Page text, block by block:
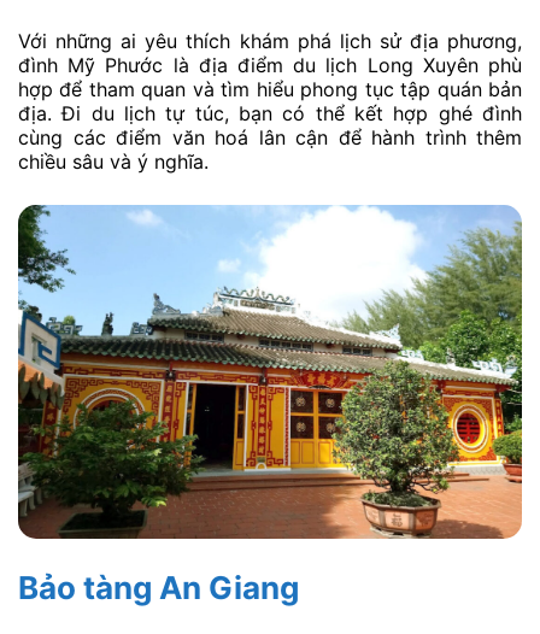
Với những ai yêu thích khám phá lịch sử địa phương,
đình Mỹ Phước là địa điểm du lịch Long Xuyên phù
hợp để tham quan và tìm hiểu phong tục tập quán bản
địa. Đi du lịch tự túc, bạn có thể kết hợp ghé đình
cùng các điểm văn hoá lân cận để hành trình thêm
chiều sâu và ý nghĩa.
Bảo tàng An Giang